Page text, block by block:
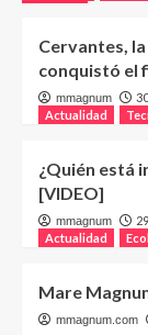
Cervantes,
conquistó el
mmagnum
Actualidad
¿Quién está
[VIDEO]
mmagnum
Actualidad
Mare
mmagnum.com